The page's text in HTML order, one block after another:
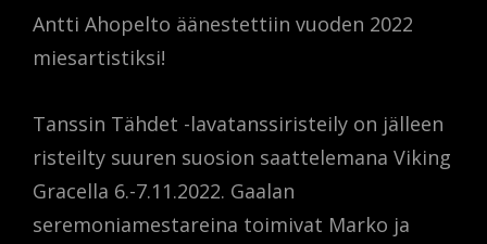
Antti Ahopelto äänestettiin vuoden 2022
miesartistiksi!
Tanssin Tähdet -lavatanssiristeily on jälleen
risteilty suuren suosion saattelemana Viking
Gracella 6.-7.11.2022. Gaalan
seremoniamestareina toimivat Marko ja